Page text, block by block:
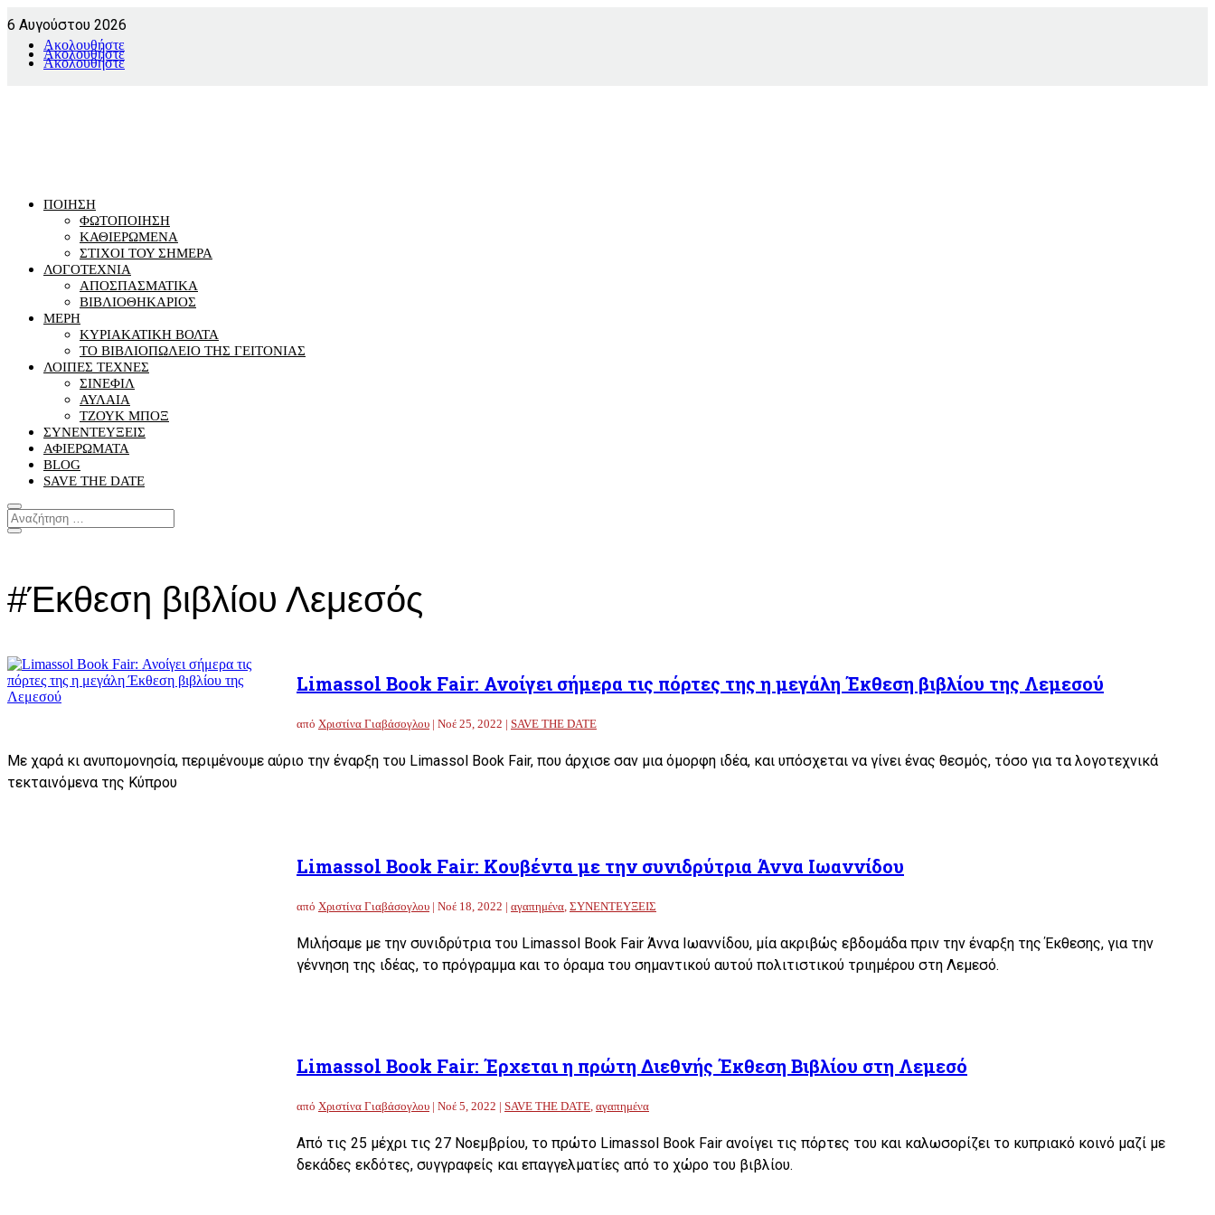
6 Αυγούστου 2026
Ακολουθήστε
Ακολουθήστε
Ακολουθήστε
ΠΟΙΗΣΗ
ΦΩΤΟΠΟΙΗΣΗ
ΚΑΘΙΕΡΩΜΕΝΑ
ΣΤΙΧΟΙ ΤΟΥ ΣΗΜΕΡΑ
ΛΟΓΟΤΕΧΝΙΑ
ΑΠΟΣΠΑΣΜΑΤΙΚΑ
ΒΙΒΛΙΟΘΗΚΑΡΙΟΣ
ΜΕΡΗ
ΚΥΡΙΑΚΑΤΙΚΗ ΒΟΛΤΑ
ΤΟ ΒΙΒΛΙΟΠΩΛΕΙΟ ΤΗΣ ΓΕΙΤΟΝΙΑΣ
ΛΟΙΠΕΣ ΤΕΧΝΕΣ
ΣΙΝΕΦΙΛ
ΑΥΛΑΙΑ
ΤΖΟΥΚ ΜΠΟΞ
ΣΥΝΕΝΤΕΥΞΕΙΣ
ΑΦΙΕΡΩΜΑΤΑ
BLOG
SAVE THE DATE
#Έκθεση βιβλίου Λεμεσός
Limassol Book Fair: Ανοίγει σήμερα τις πόρτες της η μεγάλη Έκθεση βιβλίου της Λεμεσού
από Χριστίνα Γιαβάσογλου | Νοέ 25, 2022 | SAVE THE DATE
Με χαρά κι ανυπομονησία, περιμένουμε αύριο την έναρξη του Limassol Book Fair, που άρχισε σαν μια όμορφη ιδέα, και υπόσχεται να γίνει ένας θεσμός, τόσο για τα λογοτεχνικά
τεκταινόμενα της Κύπρου
Limassol Book Fair: Κουβέντα με την συνιδρύτρια Άννα Ιωαννίδου
από Χριστίνα Γιαβάσογλου | Νοέ 18, 2022 | αγαπημένα ΣΥΝΕΝΤΕΥΞΕΙΣ
Μιλήσαμε με την συνιδρύτρια του Limassol Book Fair Άννα Ιωαννίδου, μία ακριβώς εβδομάδα πριν την έναρξη της Έκθεσης, για την
γέννηση της ιδέας, το πρόγραμμα και το όραμα του σημαντικού αυτού πολιτιστικού τριημέρου στη Λεμεσό.
Limassol Book Fair: Έρχεται η πρώτη Διεθνής Έκθεση Βιβλίου στη Λεμεσό
από Χριστίνα Γιαβάσογλου | Νοέ 5, 2022 | SAVE THE DATE αγαπημένα
Από τις 25 μέχρι τις 27 Νοεμβρίου, το πρώτο Limassol Book Fair ανοίγει τις πόρτες του και καλωσορίζει το κυπριακό κοινό μαζί με
δεκάδες εκδότες, συγγραφείς και επαγγελματίες από το χώρο του βιβλίου.